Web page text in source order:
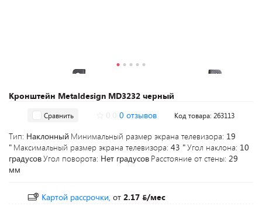
Кронштейн Metaldesign MD3232 черный
Сравнить 0 отзывов Код товара: 263113
Тип: Наклонный Минимальный размер экрана телевизора: 19
" Максимальный размер экрана телевизора: 43 "Угол наклона: 10
градусовУгол поворота: Нет градусов Расстояние от стены: 29
мм
Картой рассрочки, от 2.17
/мес